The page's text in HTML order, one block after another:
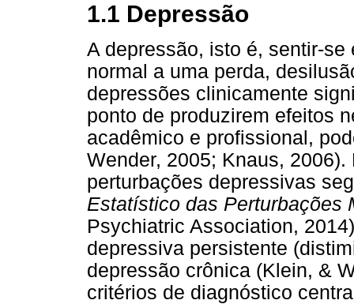
1.1 Depressão
A depressão, isto é, sentir-
normal a uma perda,
depressões clinicamente
ponto de produzirem efeitos
acadêmico e profissional,
Wender, 2005; Knaus,
perturbações depressivas
Estatístico das Perturbações
Psychiatric Association,
depressiva persistente
depressão crônica (Klein, &
critérios de diagnóstico